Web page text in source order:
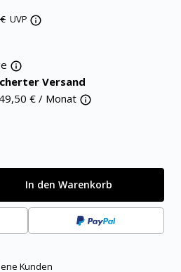
UVP
Versand
49,50 € / Monat
In den Warenkorb
Kunden